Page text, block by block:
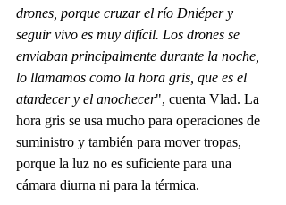
drones, porque cruzar el río Dniéper y
seguir vivo es muy difícil. Los drones se
enviaban principalmente durante la noche,
lo llamamos como la hora gris, que es el
atardecer y el anochecer", cuenta Vlad. La
hora gris se usa mucho para operaciones de
suministro y también para mover tropas,
porque la luz no es suficiente para una
cámara diurna ni para la térmica.